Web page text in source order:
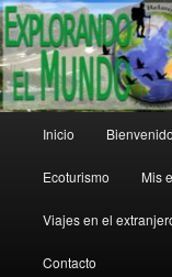
Ir
al
contenido
principal
Ir
al
contenido
secundario
principal
Inicio
Ecoturismo Mis
Viajes en el
Contacto